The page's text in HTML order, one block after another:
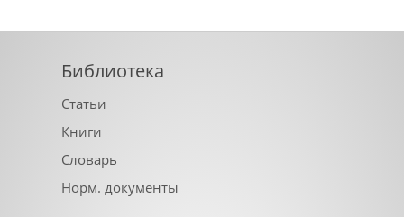
Библиотека
Статьи
Книги
Словарь
Норм. документы